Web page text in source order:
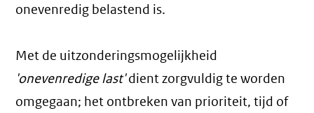
onevenredig belastend is.
Met de uitzonderingsmogelijkheid
'onevenredige last'dient zorgvuldig te worden
omgegaan; het ontbreken van prioriteit, tijd of